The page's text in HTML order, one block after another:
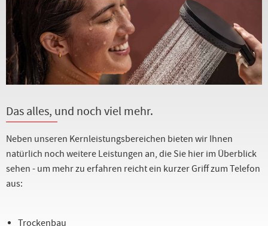
Das alles, und noch viel mehr.
Neben unseren Kernleistungsbereichen bieten wir Ihnen
natürlich noch weitere Leistungen an, die Sie hier im Überblick
sehen - um mehr zu erfahren reicht ein kurzer Griff zum Telefon
aus:
Trockenbau